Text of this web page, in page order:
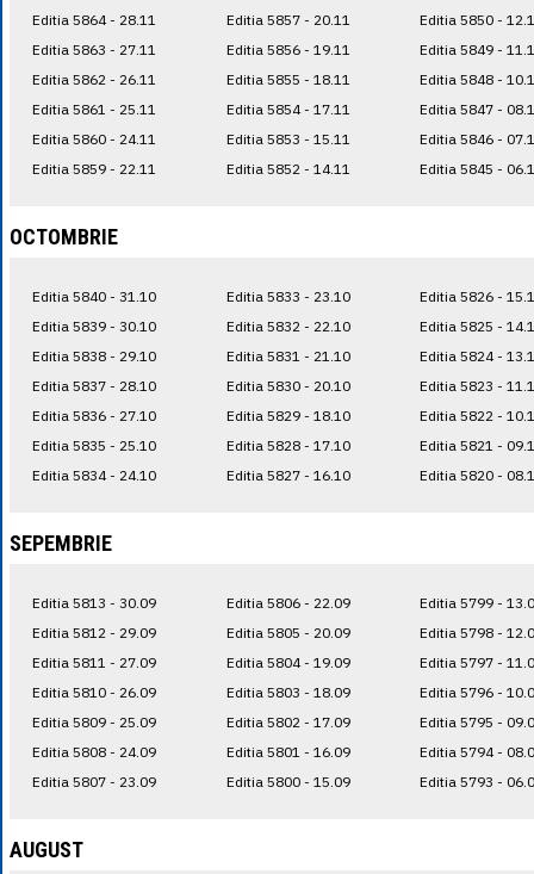
Editia 5864 - 28.11
Editia 5863 - 27.11
Editia 5862 - 26.11
Editia 5861 - 25.11
Editia 5860 - 24.11
Editia 5859 - 22.11
Editia 5857 - 20.11
Editia 5856 - 19.11
Editia 5855 - 18.11
Editia 5854 - 17.11
Editia 5853 - 15.11
Editia 5852 - 14.11
Editia 5850 -
Editia 5849 -
Editia 5848 -
Editia 5847 -
Editia 5846 -
Editia 5845 -
OCTOMBRIE
Editia 5840 - 31.10
Editia 5839 - 30.10
Editia 5838 - 29.10
Editia 5837 - 28.10
Editia 5836 - 27.10
Editia 5835 - 25.10
Editia 5834 - 24.10
Editia 5833 - 23.10
Editia 5832 - 22.10
Editia 5831 - 21.10
Editia 5830 - 20.10
Editia 5829 - 18.10
Editia 5828 - 17.10
Editia 5827 - 16.10
Editia 5826 -
Editia 5825 -
Editia 5824 -
Editia 5823 -
Editia 5822 -
Editia 5821 -
Editia 5820 -
SEPEMBRIE
Editia 5813 - 30.09
Editia 5812 - 29.09
Editia 5811 - 27.09
Editia 5810 - 26.09
Editia 5809 - 25.09
Editia 5808 - 24.09
Editia 5807 - 23.09
Editia 5806 - 22.09
Editia 5805 - 20.09
Editia 5804 - 19.09
Editia 5803 - 18.09
Editia 5802 - 17.09
Editia 5801 - 16.09
Editia 5800 - 15.09
Editia 5799 -
Editia 5798 -
Editia 5797 -
Editia 5796 -
Editia 5795 -
Editia 5794 -
Editia 5793 -
AUGUST